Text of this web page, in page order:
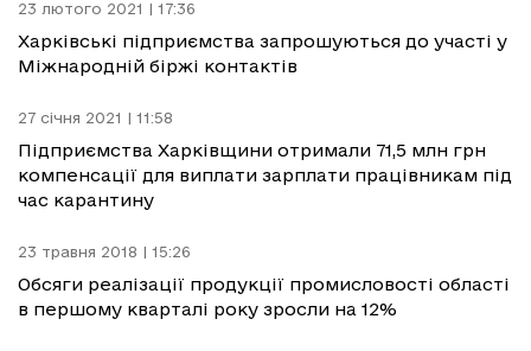
23 лютого 2021 | 17:36
Харківські підприємства запрошуються до участі у
Міжнародній біржі контактів
27 січня 2021 | 11:58
Підприємства Харківщини отримали 71,5 млн грн
компенсації для виплати зарплати працівникам під
час карантину
23 травня 2018 | 15:26
Обсяги реалізації продукції промисловості області
в першому кварталі року зросли на 12%